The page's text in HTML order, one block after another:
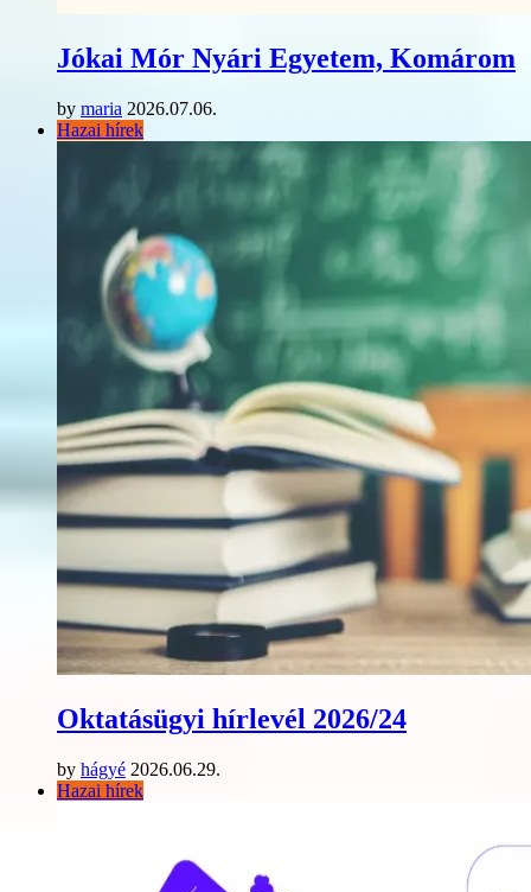
Jókai Mór Nyári Egyetem, Komárom
by maria 2026.07.06.
Hazai hírek
Oktatásügyi hírlevél 2026/24
by hágyé 2026.06.29.
Hazai hírek